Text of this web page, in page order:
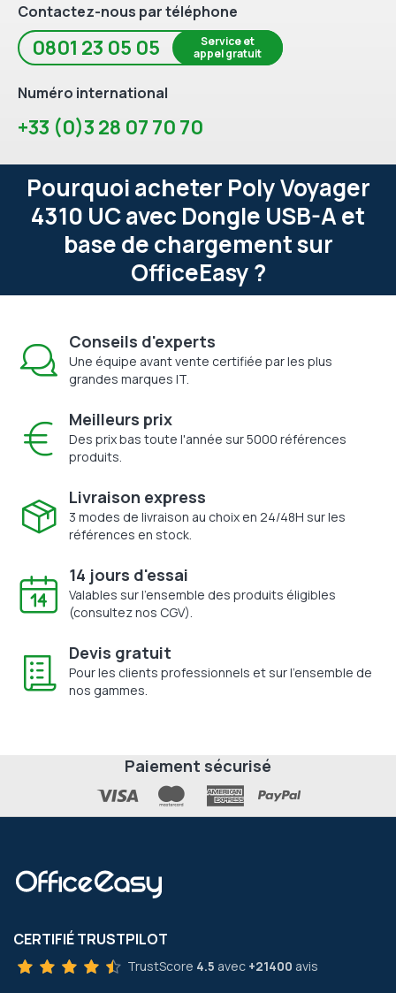
Contactez-nous par téléphone
0801 23 05 05
Service et
appel gratuit
Numéro international
+33 (0)3 28 07 70 70
Pourquoi acheter Poly Voyager
4310 UC avec Dongle USB-A et
base de chargement sur
OfficeEasy ?
Conseils d'experts
Une équipe avant vente certifiée par les plus
grandes marques IT.
Meilleurs prix
Des prix bas toute l'année sur 5000 références
produits.
Livraison express
3 modes de livraison au choix en 24/48H sur les
références en stock.
14 jours d'essai
Valables sur l'ensemble des produits éligibles
(consultez nos CGV).
Devis gratuit
Pour les clients professionnels et sur l'ensemble de
nos gammes.
Paiement sécurisé
CERTIFIÉ TRUSTPILOT
TrustScore 4.5 avec +21400 avis